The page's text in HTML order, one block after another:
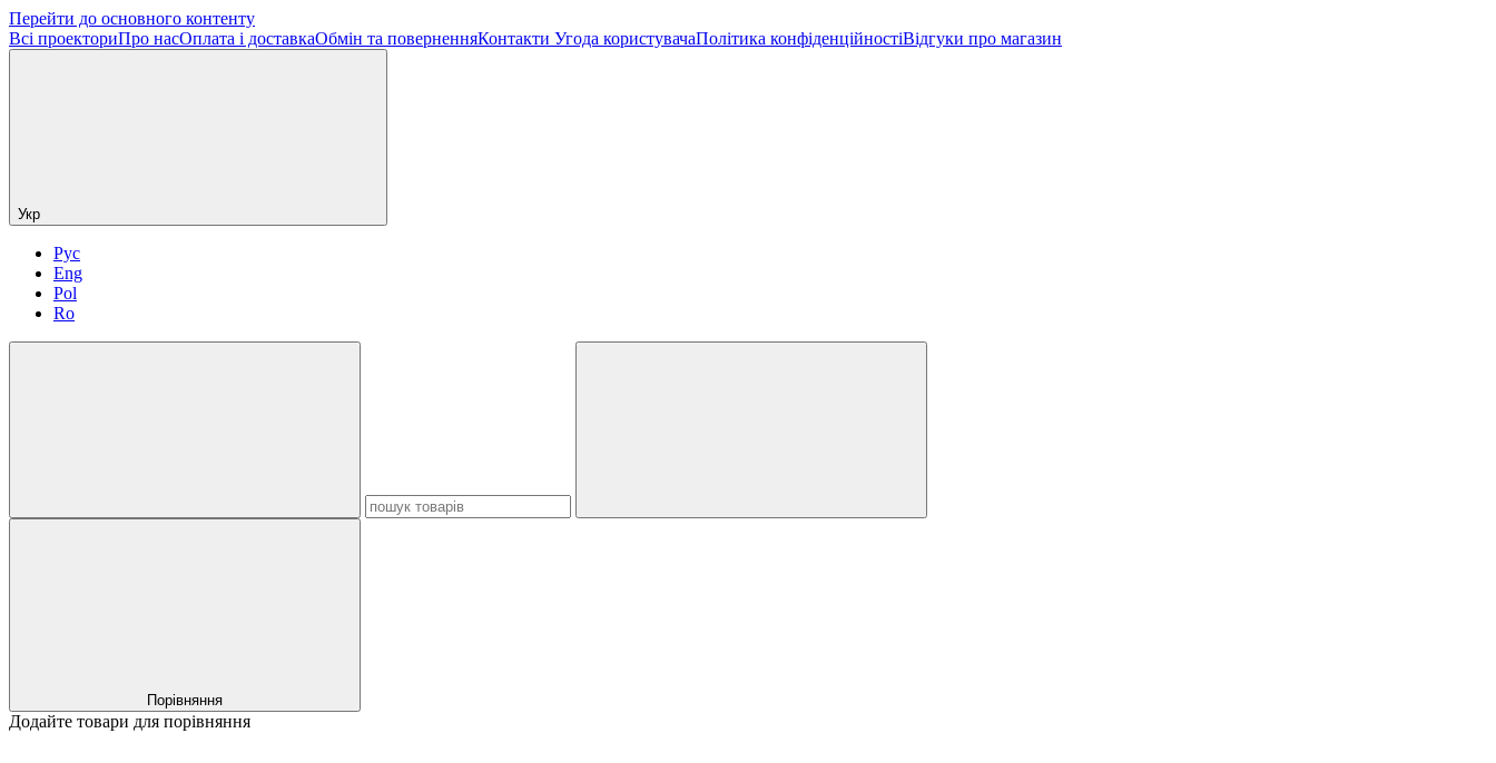
Перейти до основного контенту
Всі проекториПро насОплата і доставкаОбмін та поверненняКонтакти Угода користувачаПолітика конфіденційностіВідгуки про магазин
Укр
Рус
Eng
Pol
Ro
Порівняння
Додайте товари для порівняння